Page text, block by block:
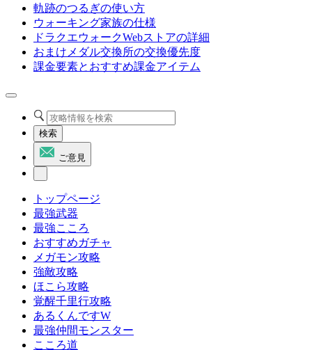
軌跡のつるぎの使い方
ウォーキング家族の仕様
ドラクエウォークWebストアの詳細
おまけメダル交換所の交換優先度
課金要素とおすすめ課金アイテム
検索
ご意見
トップページ
最強武器
最強こころ
おすすめガチャ
メガモン攻略
強敵攻略
ほこら攻略
覚醒千里行攻略
あるくんですW
最強仲間モンスター
こころ道